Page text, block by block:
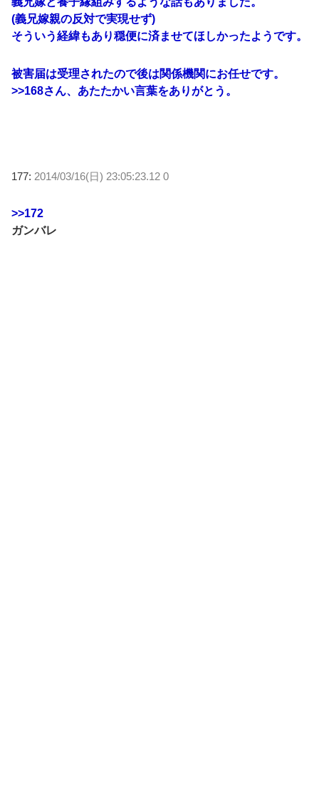
(義兄嫁親の反対で実現せず)
そういう経緯もあり穏便に済ませてほしかったようです。
被害届は受理されたので後は関係機関にお任せです。
>>168さん、あたたかい言葉をありがとう。
177: 2014/03/16(日) 23:05:23.12 0
>>172
ガンバレ